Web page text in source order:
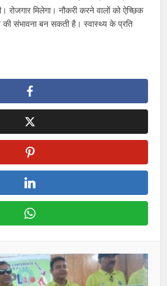
रोजगार मिलेगा। नौकरी करने वालों को ऐच्छिक
की संभावना बन सकती है। स्वास्थ्य के प्रति